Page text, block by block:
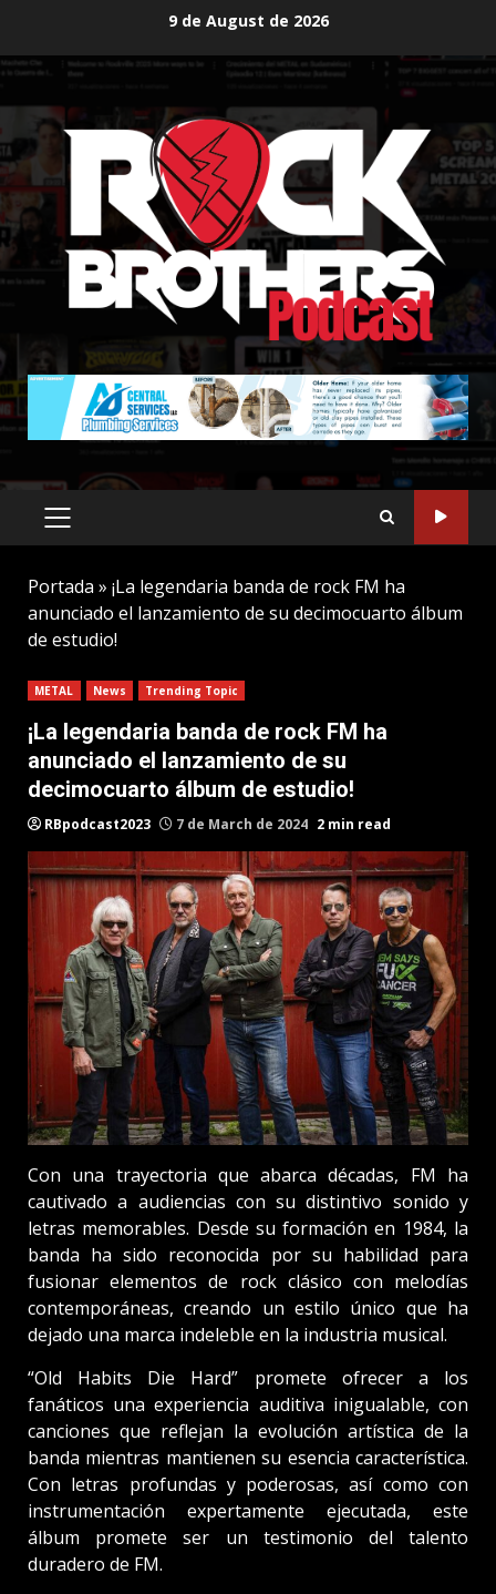
content
9 de August de 2026
PRIMARY
MENU
Portada » ¡La legendaria banda de rock FM ha
anunciado el lanzamiento de su decimocuarto álbum
de estudio!
METAL News Trending Topic
¡La legendaria banda de rock FM ha
anunciado el lanzamiento de su
decimocuarto álbum de estudio!
RBpodcast2023 7 de March de 2024 2 min read
Con una trayectoria que abarca décadas, FM ha
cautivado a audiencias con su distintivo sonido y
letras memorables. Desde su formación en 1984, la
banda ha sido reconocida por su habilidad para
fusionar elementos de rock clásico con melodías
contemporáneas, creando un estilo único que ha
dejado una marca indeleble en la industria musical.
“Old Habits Die Hard” promete ofrecer a los
fanáticos una experiencia auditiva inigualable, con
canciones que reflejan la evolución artística de la
banda mientras mantienen su esencia característica.
Con letras profundas y poderosas, así como con
instrumentación expertamente ejecutada, este
álbum promete ser un testimonio del talento
duradero de FM.